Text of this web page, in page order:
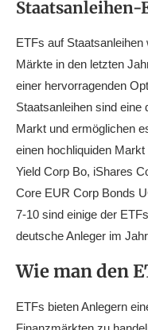
Staatsanleihen-
ETFs auf
Märkte in den letzten
einer hervorragenden
Staatsanleihen sind eine
Markt und ermöglichen
einen hochliquiden
Yield Corp Bo, iShares
Core EUR Corp Bonds
7-10 sind einige der
deutsche Anleger im
Wie man den
ETFs bieten Anlegern